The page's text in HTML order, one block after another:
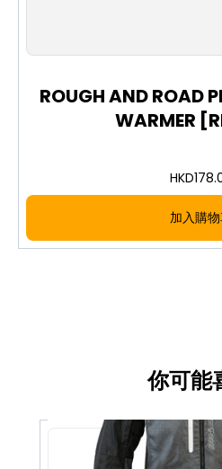
ROUGH AND ROAD
WARMER
HKD
加入購
你可能